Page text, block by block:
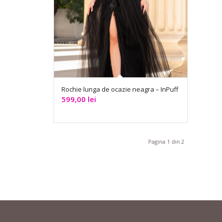
Rochie lunga de ocazie neagra – InPuff
599,00 lei
Pagina 1 din 2